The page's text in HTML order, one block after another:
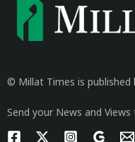
© Millat Times is
Send your News and